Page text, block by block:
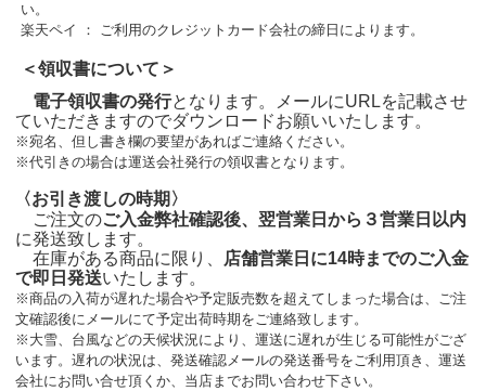
い。
楽天ペイ ： ご利用のクレジットカード会社の締日によります。
＜領収書について＞
電子領収書の発行となります。メールにURLを記載させ
ていただきますのでダウンロードお願いいたします。
※宛名、但し書き欄の要望があればご連絡ください。
※代引きの場合は運送会社発行の領収書となります。
〈お引き渡しの時期〉
ご注文のご入金弊社確認後、翌営業日から３営業日以内
に発送致します。
在庫がある商品に限り、
店舗営業日に14時までのご入金
で即日発送いたします。
※商品の入荷が遅れた場合や予定販売数を超えてしまった場合は、ご注
文確認後にメールにて予定出荷時期をご連絡致します。
※大雪、台風などの天候状況により、運送に遅れが生じる可能性がござ
います。遅れの状況は、発送確認メールの発送番号をご利用頂き、運送
会社にお問い合せ頂くか、当店までお問い合わせ下さい。